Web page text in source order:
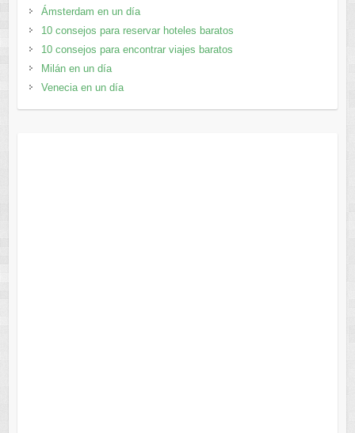
Ámsterdam en un día
10 consejos para reservar hoteles baratos
10 consejos para encontrar viajes baratos
Milán en un día
Venecia en un día